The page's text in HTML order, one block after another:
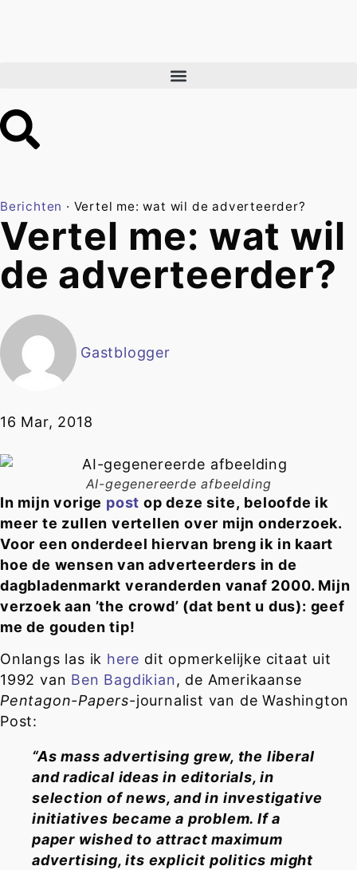
Berichten · Vertel me: wat wil de adverteerder?
Vertel me: wat wil
de adverteerder?
Gastblogger
16 Mar, 2018
AI-gegenereerde afbeelding
In mijn vorige post op deze site, beloofde ik
meer te zullen vertellen over mijn onderzoek.
Voor een onderdeel hiervan breng ik in kaart
hoe de wensen van adverteerders in de
dagbladenmarkt veranderden vanaf 2000. Mijn
verzoek aan ’the crowd’ (dat bent u dus): geef
me de gouden tip!
Onlangs las ik here dit opmerkelijke citaat uit
1992 van Ben Bagdikian, de Amerikaanse
Pentagon-Papers-journalist van de Washington
Post:
“As mass advertising grew, the liberal
and radical ideas in editorials, in
selection of news, and in investigative
initiatives became a problem. If a
paper wished to attract maximum
advertising, its explicit politics might